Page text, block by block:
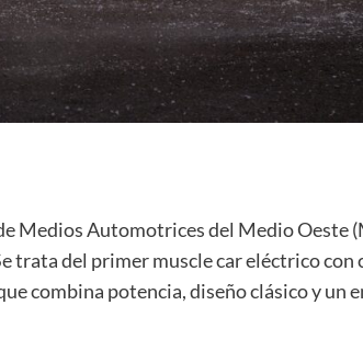
Medios Automotrices del Medio Oeste
trata del primer muscle car eléctrico con
combina potencia, diseño clásico y un